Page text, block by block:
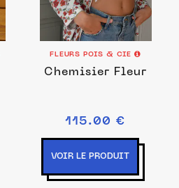
FLEURS POIS & CIE
Chemisier Fleur
115.00 €
VOIR LE PRODUIT